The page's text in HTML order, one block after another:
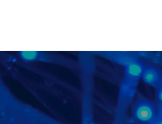
Oplossingen
Naar wat voor